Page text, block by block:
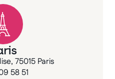
75015 Paris
58 51